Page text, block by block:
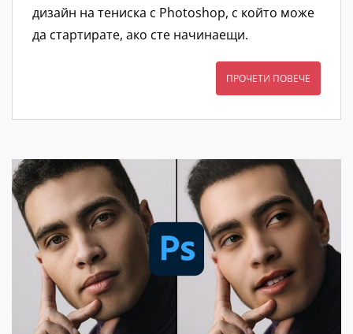
дизайн на тениска с Photoshop, с който може
да стартирате, ако сте начинаещи.
ПРОЧЕТИ ПОВЕЧЕ